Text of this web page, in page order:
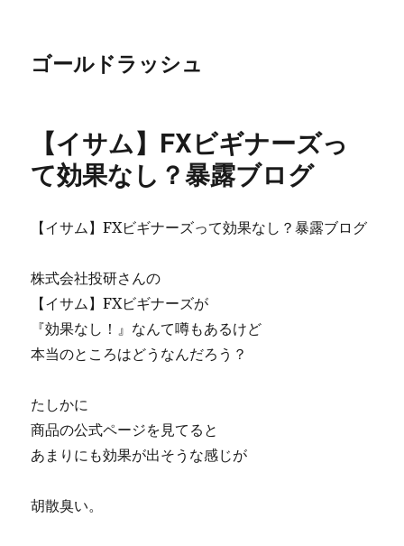
ゴールドラッシュ
【イサム】FXビギナーズっ
て効果なし？暴露ブログ
【イサム】FXビギナーズって効果なし？暴露ブログ
株式会社投研さんの
【イサム】FXビギナーズが
『効果なし！』なんて噂もあるけど
本当のところはどうなんだろう？
たしかに
商品の公式ページを見てると
あまりにも効果が出そうな感じが
胡散臭い。